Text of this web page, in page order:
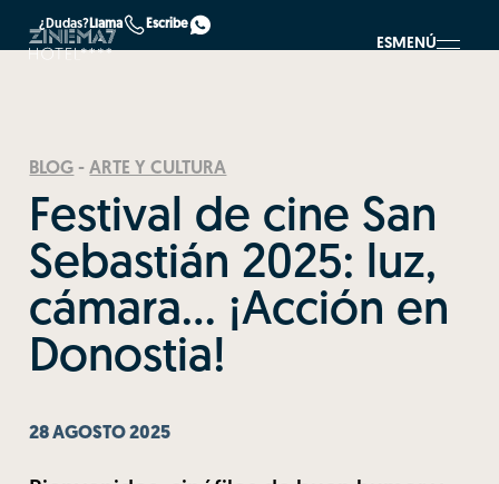
¿Dudas?Llama Escribe
ESMENÚ
BLOG -ARTE Y CULTURA
Festival de cine San
Sebastián 2025: luz,
cámara… ¡Acción en
Donostia!
28 AGOSTO 2025